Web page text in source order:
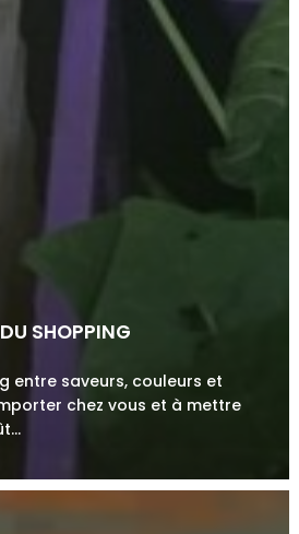
DELLE ALPI LIGURI
une nature intacte et
SHOPPING
entre saveurs, couleurs et
chez vous et à mettre